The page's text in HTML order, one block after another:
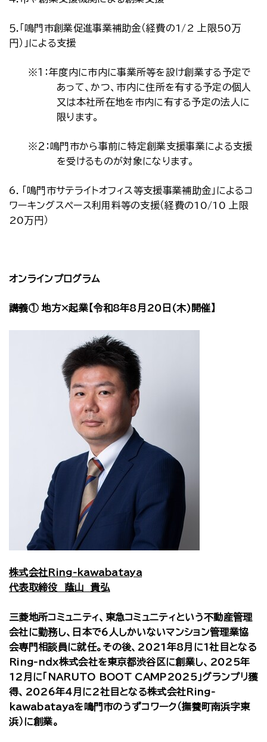
５.「鳴門市創業促進事業補助金（経費の1/2 上限50万
円）」による支援
※１：年度内に市内に事業所等を設け創業する予定で
あって、かつ、市内に住所を有する予定の個人
又は本社所在地を市内に有する予定の法人に
限ります。
※２：鳴門市から事前に特定創業支援事業による支援
を受けるものが対象になります。
6．
「鳴門市サテライトオフィス等支援事業補助金」によるコ
ワーキングスペース利用料等の支援（経費の10/10 上限
20万円）
オンラインプログラム
講義① 地方×起業【令和8年8月20日(木)開催】
株式会社Ring-kawabataya
代表取締役 蔭山 貴弘
三菱地所コミュニティ、東急コミュニティという不動産管理
会社に勤務し、日本で6人しかいないマンション管理業協
会専門相談員に就任。その後、2021年8月に1社目となる
Ring-ndx株式会社を東京都渋谷区に創業し、2025年
12月に「NARUTO BOOT CAMP2025」グランプリ獲
得、2026年4月に2社目となる株式会社Ring-
kawabatayaを鳴門市のうずコワーク（撫養町南浜字東
浜）に創業。